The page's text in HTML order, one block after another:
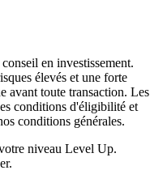
en investissement.
élevés et une forte
avant toute transaction. Les
conditions d'éligibilité et
conditions générales.
niveau Level Up.